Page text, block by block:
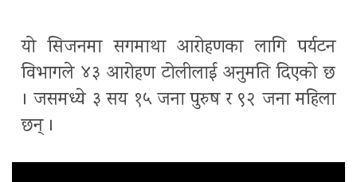
यो सिजनमा सगमाथा आरोहणका लागि पर्यटन
विभागले ४३ आरोहण टोलीलाई अनुमति दिएको छ
। जसमध्ये ३ सय १५ जना पुरुष र ९२ जना महिला
छन् ।